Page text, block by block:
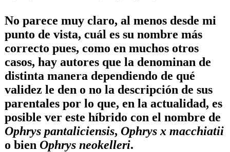
No parece muy claro, al menos desde mi
punto de vista, cuál es su nombre más
correcto pues, como en muchos otros
casos, hay autores que la denominan de
distinta manera dependiendo de qué
validez le den o no la descripción de sus
parentales por lo que, en la actualidad, es
posible ver este híbrido con el nombre de
Ophrys pantaliciensis, Ophrys x macchiatii
o bien Ophrys neokelleri.